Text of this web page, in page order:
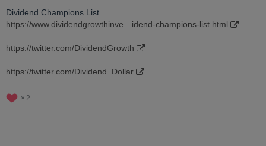
Dividend Champions List
https://www.dividendgrowthinve…idend-champions-list.html
https://twitter.com/DividendGrowth
https://twitter.com/Dividend_Dollar
2